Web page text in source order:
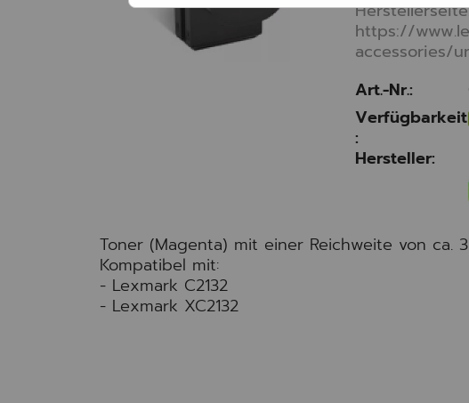
https://
accessories/
Art.-Nr.:
Verfügbarkeit
:
Hersteller:
Toner (Magenta) mit einer Reichweite von ca.
Kompatibel mit:
- Lexmark C2132
- Lexmark XC2132